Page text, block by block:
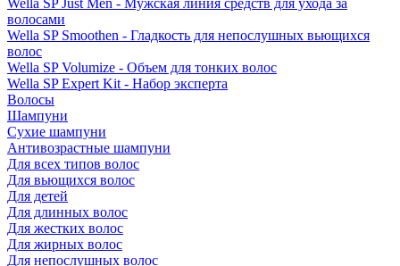
Wella SP Just Men - Мужская линия средств для ухода за
волосами
Wella SP Smoothen - Гладкость для непослушных вьющихся
волос
Wella SP Volumize - Объем для тонких волос
Wella SP Expert Kit - Набор эксперта
Волосы
Шампуни
Сухие шампуни
Антивозрастные шампуни
Для всех типов волос
Для вьющихся волос
Для детей
Для длинных волос
Для жестких волос
Для жирных волос
Для непослушных волос